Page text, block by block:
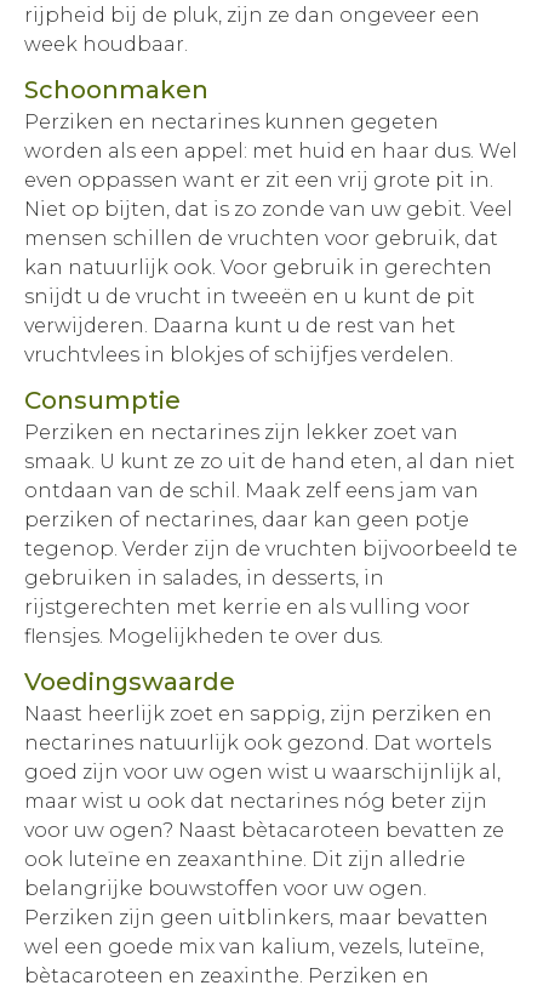
rijpheid bij de pluk, zijn ze dan ongeveer een
week houdbaar.
Schoonmaken
Perziken en nectarines kunnen gegeten
worden als een appel: met huid en haar dus. Wel
even oppassen want er zit een vrij grote pit in.
Niet op bijten, dat is zo zonde van uw gebit. Veel
mensen schillen de vruchten voor gebruik, dat
kan natuurlijk ook. Voor gebruik in gerechten
snijdt u de vrucht in tweeën en u kunt de pit
verwijderen. Daarna kunt u de rest van het
vruchtvlees in blokjes of schijfjes verdelen.
Consumptie
Perziken en nectarines zijn lekker zoet van
smaak. U kunt ze zo uit de hand eten, al dan niet
ontdaan van de schil. Maak zelf eens jam van
perziken of nectarines, daar kan geen potje
tegenop. Verder zijn de vruchten bijvoorbeeld te
gebruiken in salades, in desserts, in
rijstgerechten met kerrie en als vulling voor
flensjes. Mogelijkheden te over dus.
Voedingswaarde
Naast heerlijk zoet en sappig, zijn perziken en
nectarines natuurlijk ook gezond. Dat wortels
goed zijn voor uw ogen wist u waarschijnlijk al,
maar wist u ook dat nectarines nóg beter zijn
voor uw ogen? Naast bètacaroteen bevatten ze
ook luteïne en zeaxanthine. Dit zijn alledrie
belangrijke bouwstoffen voor uw ogen.
Perziken zijn geen uitblinkers, maar bevatten
wel een goede mix van kalium, vezels, luteïne,
bètacaroteen en zeaxinthe. Perziken en